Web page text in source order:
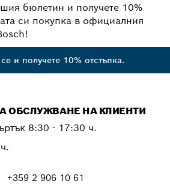
бюлетин и получете 10%
си покупка в официалния
и получете 10% отстъпка.
ОБСЛУЖВАНЕ НА КЛИЕНТИ
8:30 - 17:30 ч.
+359 2 906 10 61